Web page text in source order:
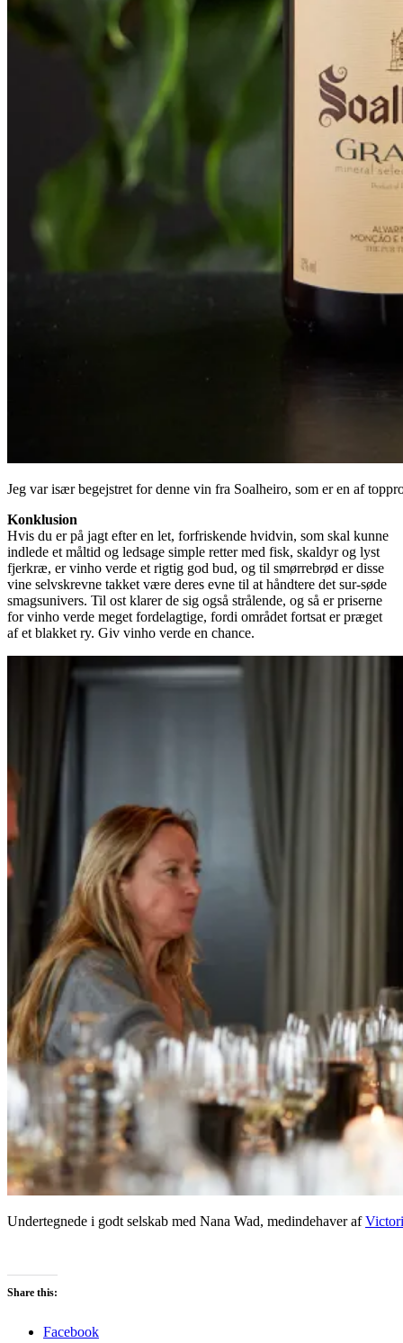
Jeg var især begejstret for denne vin fra Soalheiro, som er en af
Konklusion
Hvis du er på jagt efter en let, forfriskende hvidvin, som skal kunne
indlede et måltid og ledsage simple retter med fisk, skaldyr og lyst
fjerkræ, er vinho verde et rigtig god bud, og til smørrebrød er disse
vine selvskrevne takket være deres evne til at håndtere det sur-søde
smagsunivers. Til ost klarer de sig også strålende, og så er priserne
for vinho verde meget fordelagtige, fordi området fortsat er præget
af et blakket ry. Giv vinho verde en chance.
Undertegnede i godt selskab med Nana Wad, medindehaver af
Share this:
Facebook